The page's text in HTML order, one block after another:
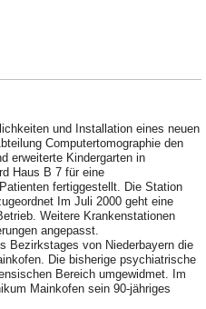
und Installation eines neuen
Computertomographie den
erweiterte Kindergarten in
Haus B 7 für eine
fertiggestellt. Die Station
Im Juli 2000 geht eine
Weitere Krankenstationen
angepasst.
Bezirkstages von Niederbayern die
Die bisherige psychiatrische
Bereich umgewidmet. Im
Mainkofen sein 90-jähriges